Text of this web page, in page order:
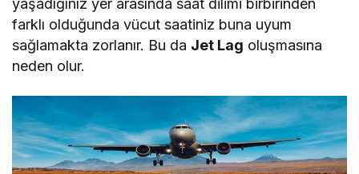
yaşadığınız yer arasında saat dilimi birbirinden
farklı olduğunda vücut saatiniz buna uyum
sağlamakta zorlanır. Bu da Jet Lag oluşmasına
neden olur.